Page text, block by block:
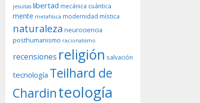
jesuitas libertad mecánica cuántica
mente metafísica modernidad mística
naturaleza neurociencia
posthumanismo racionalismo
recensiones religión salvación
tecnología Teilhard de
Chardinteología